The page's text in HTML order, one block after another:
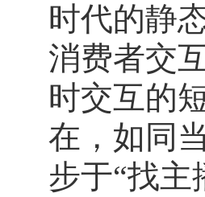
时代的静
消费者交
时交互的
在，如同
步于“找